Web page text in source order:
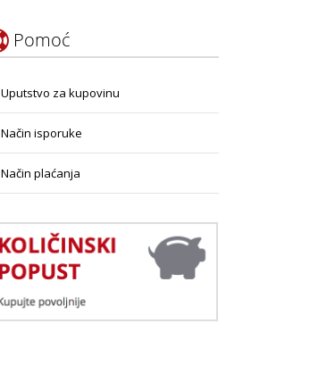
Pomoć
Uputstvo za kupovinu
Način isporuke
Način plaćanja